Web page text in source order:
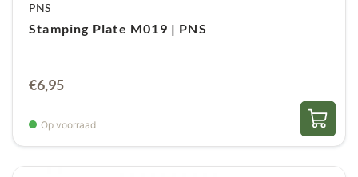
PNS
Stamping Plate M019 | PNS
€6,95
Op voorraad